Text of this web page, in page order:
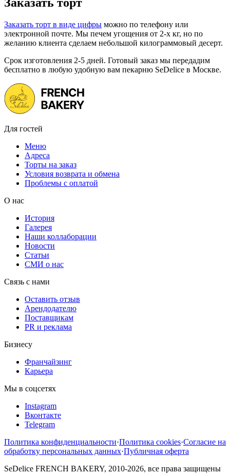
Заказать торт в виде цифры можно по телефону или
электронной почте. Мы печем угощения от 2-х кг, но по
желанию клиента сделаем небольшой килограммовый десерт.
Срок изготовления 2-5 дней. Готовый заказ мы передадим
бесплатно в любую удобную вам пекарню SeDelice в Москве.
Для гостей
Меню
Адреса
Торты на заказ
Условия возврата и обмена
Проблемы с оплатой
О нас
История
Галерея
Наши коллаборации
Новости
Статьи
СМИ о нас
Связь с нами
Оставить отзыв
Арендодателю
Поставщикам
PR и реклама
Бизнесу
Франчайзинг
Карьера
Мы в соцсетях
Instagram
Вконтакте
Telegram
Политика конфиденциальности·Политика cookies·Согласие на
обработку персональных данных·Публичная оферта
SeDelice FRENCH BAKERY, 2010-2026, все права защищены